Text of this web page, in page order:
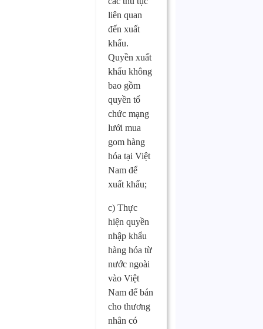
liên quan
đến xuất
khẩu.
Quyền xuất
khẩu không
bao gồm
quyền tổ
chức mạng
lưới mua
gom hàng
hóa tại Việt
Nam để
xuất khẩu;
c) Thực
hiện quyền
nhập khẩu
hàng hóa từ
nước ngoài
vào Việt
Nam để bán
cho thương
nhân có